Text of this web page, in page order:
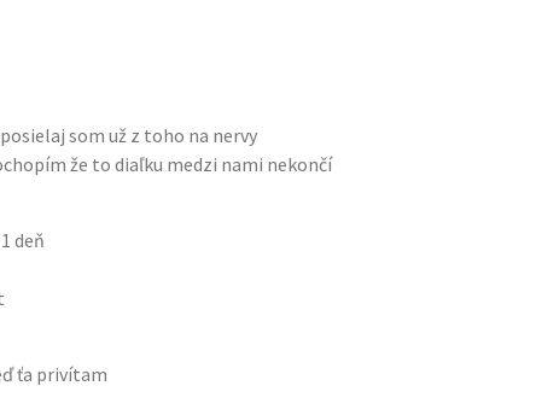
som už z toho na nervy
že to diaľku medzi nami nekončí
deň
ťa privítam